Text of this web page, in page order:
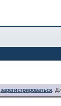
зарегистрироваться.